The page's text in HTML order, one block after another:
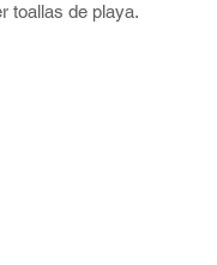
toallas de playa.